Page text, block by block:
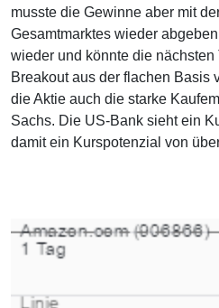
musste die Gewinne aber mit
Gesamtmarktes wieder
wieder und könnte die nächsten
Breakout aus der flachen Basis
die Aktie auch die starke
Sachs. Die US-Bank sieht ein
damit ein Kurspotenzial von